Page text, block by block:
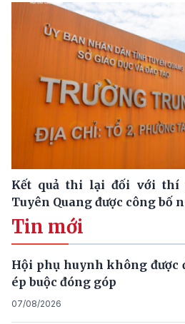
Kết quả thi lại đối với thí
Tuyên Quang được công bố
Tin mới
Hội phụ huynh không được
ép buộc đóng góp
07/08/2026